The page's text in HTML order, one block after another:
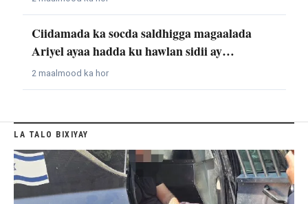
Ciidamada ka socda saldhigga magaalada
Ariyel ayaa hadda ku hawlan sidii ay…
2 maalmood ka hor
LA TALO BIXIYAY